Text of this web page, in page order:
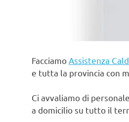
Facciamo Assistenza
e tutta la provincia con
Ci avvaliamo di
a domicilio su tutto il